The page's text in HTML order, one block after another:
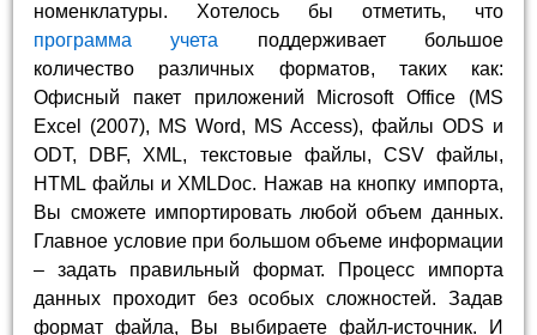
номенклатуры. Хотелось бы отметить, что
программа учета поддерживает большое
количество различных форматов, таких как:
Офисный пакет приложений Microsoft Office (MS
Excel (2007), MS Word, MS Access), файлы ODS и
ODT, DBF, XML, текстовые файлы, CSV файлы,
HTML файлы и XMLDoc. Нажав на кнопку импорта,
Вы сможете импортировать любой объем данных.
Главное условие при большом объеме информации
– задать правильный формат. Процесс импорта
данных проходит без особых сложностей. Задав
формат файла, Вы выбираете файл-источник. И